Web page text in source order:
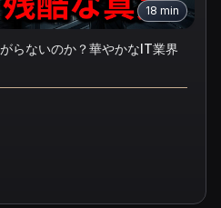
18 min
らないのか？華やかなIT業界